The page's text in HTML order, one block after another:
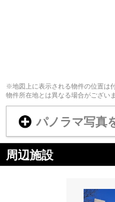
※地図上に表示される物件の位置は
物件所在地とは異なる場合がございま
パノラマ写真
周辺施設